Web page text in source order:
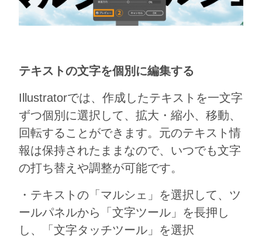
テキストの文字を個別に編集する
Illustratorでは、作成したテキストを一文字
ずつ個別に選択して、拡大・縮小、移動、
回転することができます。元のテキスト情
報は保持されたままなので、いつでも文字
の打ち替えや調整が可能です。
・テキストの「マルシェ」を選択して、ツ
ールパネルから「文字ツール」を長押し
し、「文字タッチツール」を選択